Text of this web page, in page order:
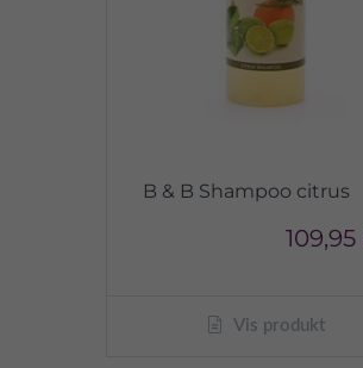
B & B Shampoo citrus
109,95
Vis produkt